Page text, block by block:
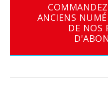
ANCIENS
DE NOS